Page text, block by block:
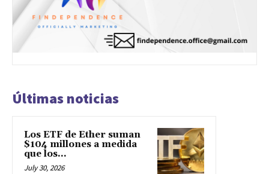
Últimas noticias
Los ETF de Ether suman
$104 millones a medida
que los...
July 30, 2026